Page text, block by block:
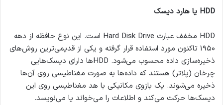
HDD یا هارد دیسک
HDD مخفف عبارت Hard Disk Drive است. این نوع حافظه از دهه
۱۹۵۰ تاکنون مورد استفاده قرار گرفته و یکی از قدیمی‌ترین روش‌های
ذخیره‌سازی داده محسوب می‌شود. HDDها دارای دیسک‌هایی
چرخان (پلاتر) هستند که داده‌ها به صورت مغناطیسی روی آن‌ها
ذخیره می‌شوند. یک بازوی مکانیکی با هد مغناطیسی روی این
دیسک‌ها حرکت می‌کند و اطلاعات را می‌خواند یا می‌نویسد.